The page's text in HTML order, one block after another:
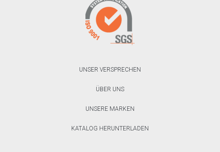
UNSER VERSPRECHEN
ÜBER UNS
UNSERE MARKEN
KATALOG HERUNTERLADEN